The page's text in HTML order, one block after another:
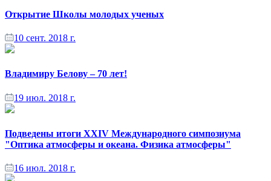
Открытие Школы молодых ученых
10 сент. 2018 г.
Владимиру Белову – 70 лет!
19 июл. 2018 г.
Подведены итоги XXIV Международного симпозиума
"Оптика атмосферы и океана. Физика атмосферы"
16 июл. 2018 г.